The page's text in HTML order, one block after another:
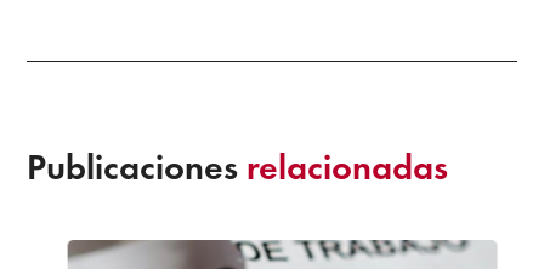
Publicaciones relacionadas